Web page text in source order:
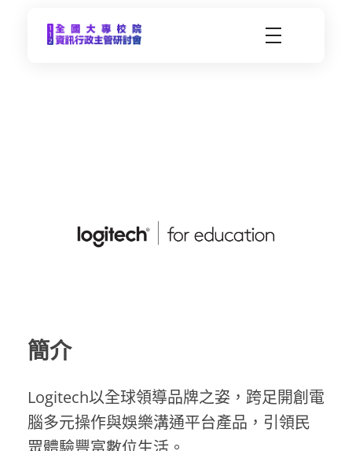
簡介
Logitech以全球領導品牌之姿，跨足開創電
腦多元操作與娛樂溝通平台產品，引領民